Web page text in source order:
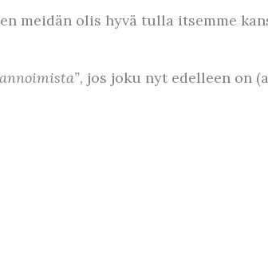
meidän olis hyvä tulla itsemme
, jos joku nyt edelleen on